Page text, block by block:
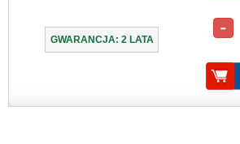
GWARANCJA: 2 LATA